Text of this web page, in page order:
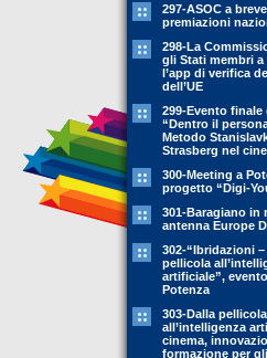
297-ASOC a
premiazioni
298-La
gli Stati membri a
l’app di verifica
dell’UE
299-Evento finale
“Dentro il
Metodo
Strasberg nel
300-Meeting a
progetto “Digi-
301-Baragiano in
antenna Europe
302-“Ibridazioni –
pellicola
artificiale”,
Potenza
303-Dalla pellicola
all’intelligenza
cinema,
formazione per